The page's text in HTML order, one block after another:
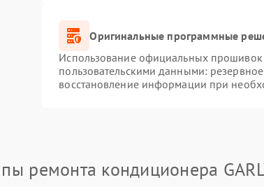
Оригинальные программные
Использование официальных прошивок
пользовательскими данными:
восстановление информации при
ремонта кондиционера